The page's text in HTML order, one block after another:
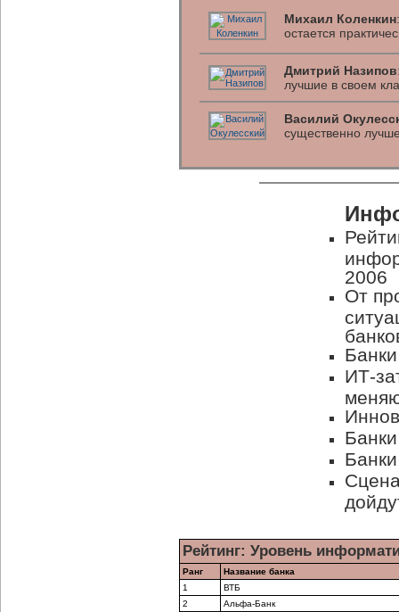
Михаил Коленкин
остается
Дмитрий Назипов
лучшие в своем
Василий
существенно
2006
От
ИТ-
Рейтинг: Уровень
Ранг
Название банка
1
ВТБ
2
Альфа-Банк